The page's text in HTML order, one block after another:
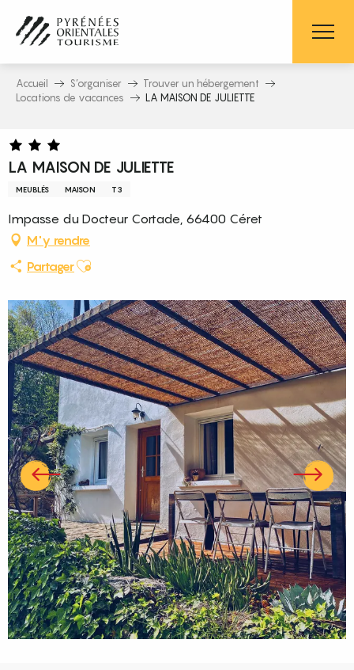
contenu
principal
Accueil S’organiser
Trouver un hébergement
Locations de vacances
LA MAISON DE JULIETTE
LA MAISON DE JULIETTE
MEUBLÉS MAISON T3
Impasse du Docteur Cortade, 66400 Céret
M'y rendre
PartagerAjouter aux favoris